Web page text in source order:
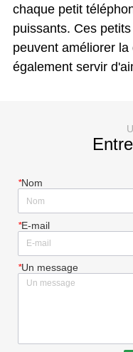
*Nom
*E-mail
*Un message